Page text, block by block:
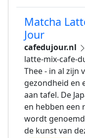
Matcha
Jour
cafedujour.nl
latte-mix-cafe-
Thee - in al zijn
gezondheid en
aan tafel. De
en hebben een
wordt
de kunst van